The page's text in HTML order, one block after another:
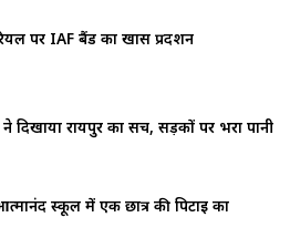
पर IAF बैंड का खास प्रदर्शन
दिखाया रायपुर का सच, सड़कों पर भरा पानी
स्कूल में एक छात्र की पिटाई का